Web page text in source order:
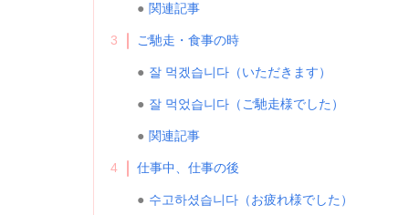
関連記事
3 ご馳走・食事の時
잘 먹겠습니다（いただきます）
잘 먹었습니다（ご馳走様でした）
関連記事
4 仕事中、仕事の後
수고하셨습니다（お疲れ様でした）